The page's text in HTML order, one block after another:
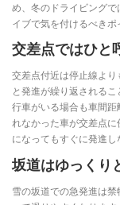
め、冬のドライビング
イブで気を付けるべきポ
交差点ではひと
交差点付近は停止線よ
と発進が繰り返される
行車がいる場合も車間
れなかった車が交差点
になってもすぐに発進し
坂道はゆっくり
雪の坂道での急発進は